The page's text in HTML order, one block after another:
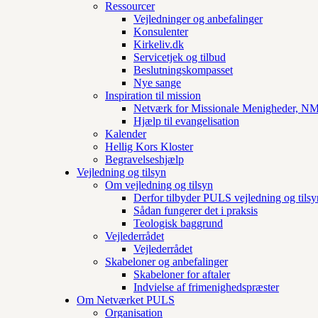
Ressourcer
Vejledninger og anbefalinger
Konsulenter
Kirkeliv.dk
Servicetjek og tilbud
Beslutningskompasset
Nye sange
Inspiration til mission
Netværk for Missionale Menigheder,
Hjælp til evangelisation
Kalender
Hellig Kors Kloster
Begravelseshjælp
Vejledning og tilsyn
Om vejledning og tilsyn
Derfor tilbyder PULS vejledning og
Sådan fungerer det i praksis
Teologisk baggrund
Vejlederrådet
Vejlederrådet
Skabeloner og anbefalinger
Skabeloner for aftaler
Indvielse af frimenighedspræster
Om Netværket PULS
Organisation